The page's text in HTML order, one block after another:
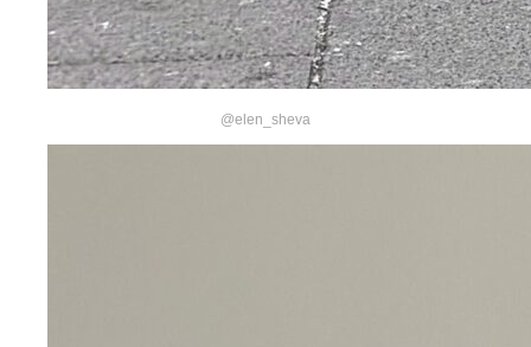
@elen_sheva